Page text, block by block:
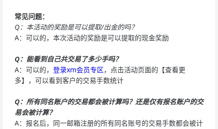
常见问题：
Q：本活动的奖励是可以提取/出金的吗？
A：可以的，本次活动的奖励是可以提取的现金奖励
Q：能看到自己共交易了多少手吗？
A：可以的， 登录xm会员专区，点击活动页面的【查看更
多】，可以看到客户的交易手数统计
Q：所有同名账户的交易都会被计算吗？还是仅有报名账户的交
易会被计算？
A：报名后，同一邮箱注册的所有同名账号的交易手数都会被计